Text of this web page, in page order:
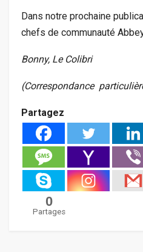
Dans notre prochaine
chefs de communauté
Bonny, Le Colibri
(Correspondance
Partagez
0
Partages